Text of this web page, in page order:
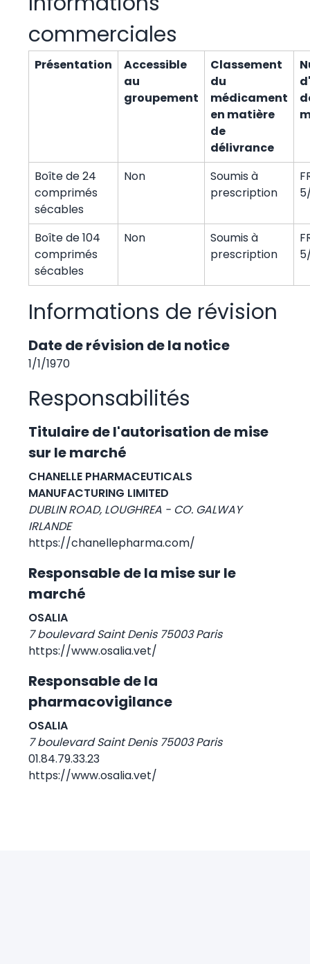
commerciales
Présentation
Accessible
au
groupement
Classement
du
médicament
en matière
de
délivrance
Boîte de 24
comprimés
sécables
Non
Soumis à
prescription
Boîte de 104
comprimés
sécables
Non
Soumis à
prescription
Informations de révision
Date de révision de la notice
1/1/1970
Responsabilités
Titulaire de l'autorisation de mise
sur le marché
CHANELLE PHARMACEUTICALS
MANUFACTURING LIMITED
DUBLIN ROAD, LOUGHREA - CO. GALWAY
IRLANDE
https://chanellepharma.com/
Responsable de la mise sur le
marché
OSALIA
7 boulevard Saint Denis 75003 Paris
https://www.osalia.vet/
Responsable de la
pharmacovigilance
OSALIA
7 boulevard Saint Denis 75003 Paris
01.84.79.33.23
https://www.osalia.vet/